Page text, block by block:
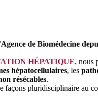
de Biomédecine
HÉPATIQUE, nous
hépatocellulaires, les
résécables.
façons pluridisciplinaire au